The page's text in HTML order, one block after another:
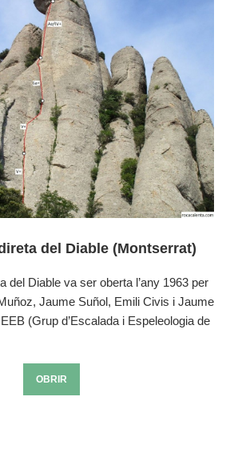
del Diable (Montserrat)
del Diable va ser oberta l’any 1963 per
Jaume Suñol, Emili Civis i Jaume
(Grup d’Escalada i Espeleologia de
OBRIR